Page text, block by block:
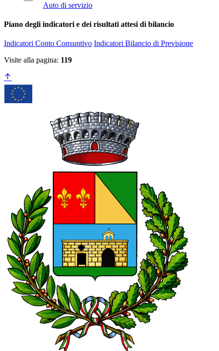
Auto di servizio
Piano degli indicatori e dei risultati attesi di bilancio
Indicatori Conto Consuntivo Indicatori Bilancio di Previsione
Visite alla pagina: 119